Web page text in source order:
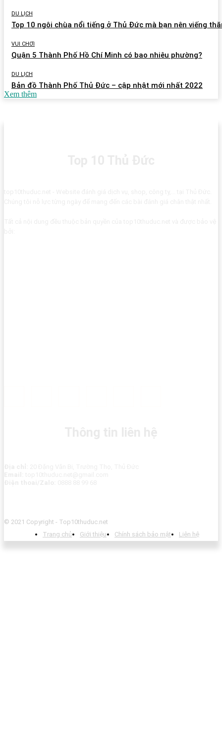
DU LỊCH
Top 10 ngôi chùa nổi tiếng ở Thủ Đức mà bạn nên viếng
VUI CHƠI
Quận 5 Thành Phố Hồ Chí Minh có bao nhiêu phường?
DU LỊCH
Bản đồ Thành Phố Thủ Đức – cập nhật mới nhất 2022
Xem thêm
© 2021 Copyright - Top10thuduc.net
Trang chủ
Giới thiệu Chính sách bảo mật Liên hệ